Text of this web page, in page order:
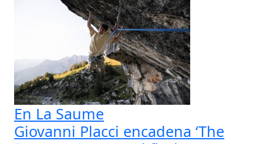
En La Saume
Giovanni Placci encadena ‘The